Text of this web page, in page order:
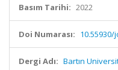
Basım Tarihi: 2022
Doi Numarası: 10.55930/
Dergi Adı: Bartın